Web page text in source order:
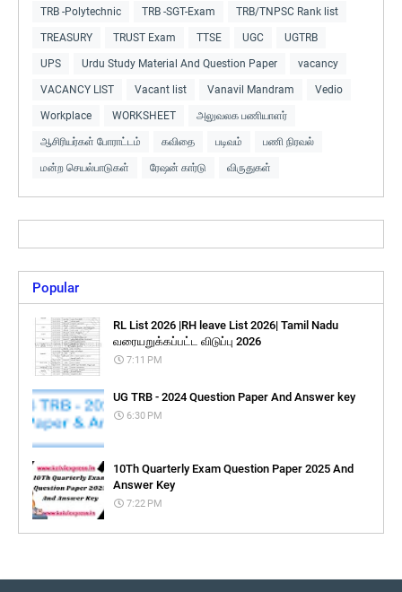
TRB -Polytechnic TRB -SGT-Exam TRB/TNPSC Rank list
TREASURY TRUST Exam TTSE UGC UGTRB
UPS Urdu Study Material And Question Paper vacancy
VACANCY LIST Vacant list Vanavil Mandram Vedio
Workplace WORKSHEET அலுவலக பணியாளர்
ஆசிரியர்கள் போராட்டம் கவிதை படிவம் பணி நிரவல்
மன்ற செயல்பாடுகள் ரேஷன் கார்டு விருதுகள்
Popular
RL List 2026 |RH leave List 2026| Tamil Nadu
வரையறுக்கப்பட்ட விடுப்பு 2026
7:11 PM
UG TRB - 2024 Question Paper And Answer key
6:30 PM
10Th Quarterly Exam Question Paper 2025 And
Answer Key
7:22 PM